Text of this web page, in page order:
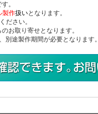
。
製作扱いとなります。
ださい。
お取り寄せとなります。
途製作期間が必要となります。